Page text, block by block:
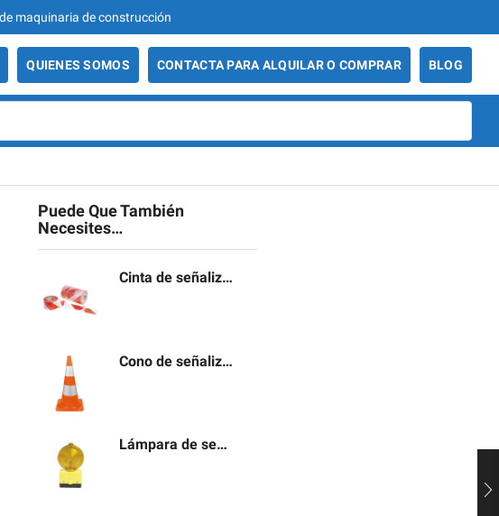
QUIENES SOMOS CONTACTA PARA ALQUILAR O COMPRAR BLOG
input
Puede Que También
Necesites…
Cinta de señalización
Cono de señalización
Lámpara de señalización